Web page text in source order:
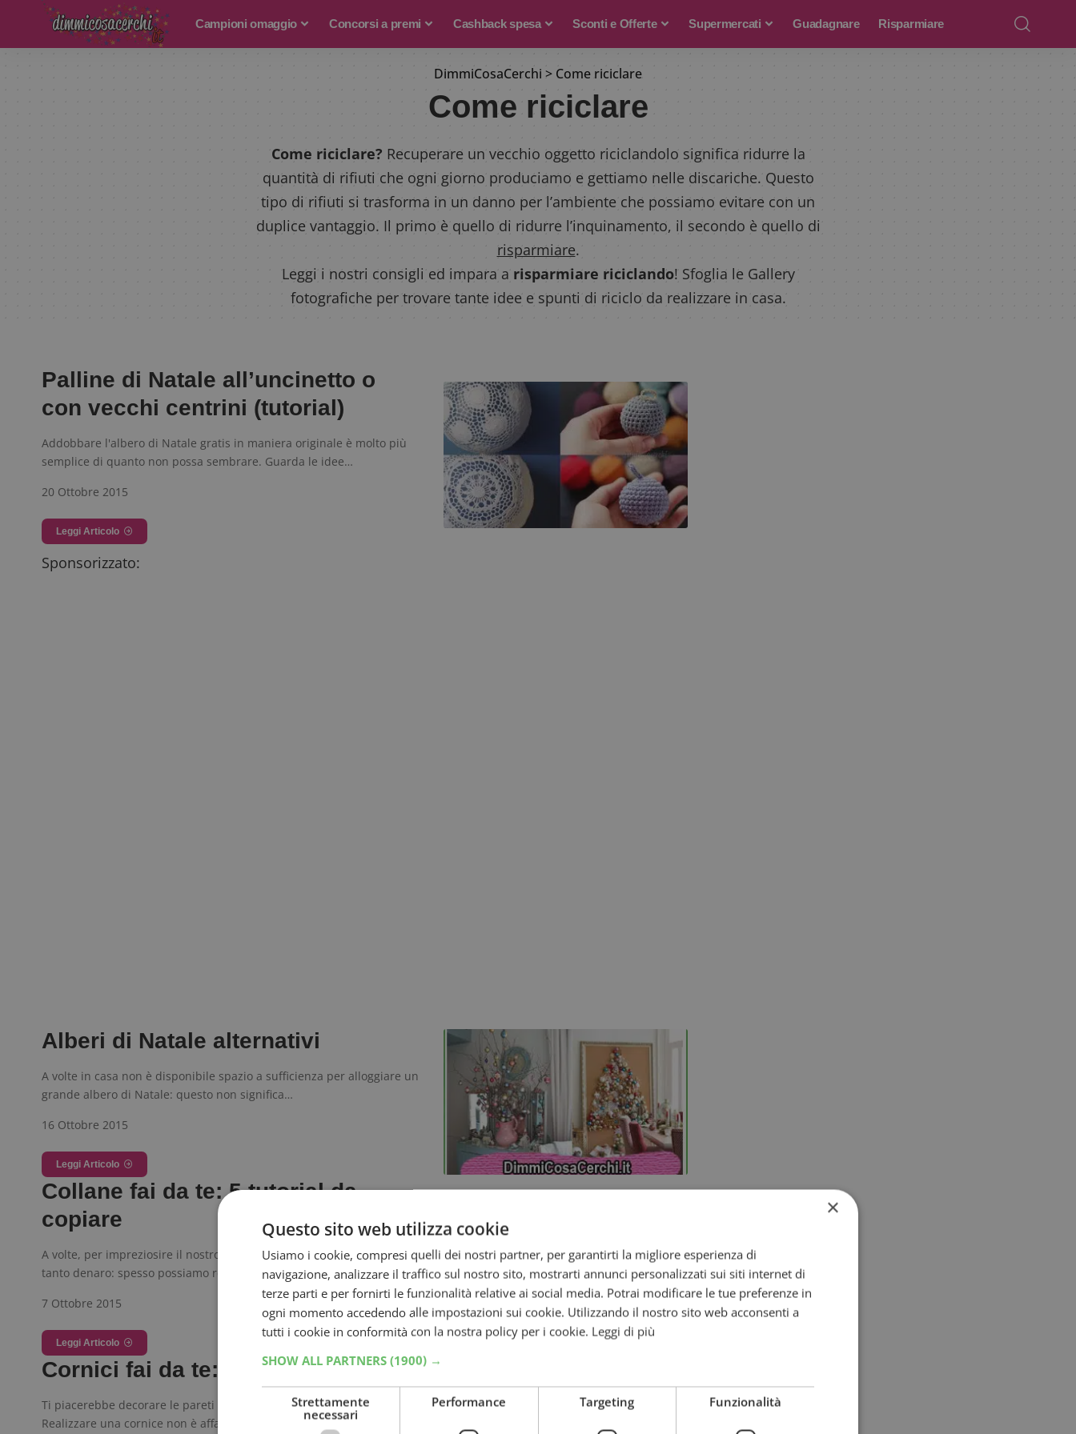
Campioni omaggio Concorsi a premi Cashback spesa Sconti e Offerte Supermercati Guadagnare Risparmiare
DimmiCosaCerchi > Come riciclare
Come riciclare
Come riciclare? Recuperare un vecchio oggetto riciclandolo significa ridurre la
quantità di rifiuti che ogni giorno produciamo e gettiamo nelle discariche. Questo
tipo di rifiuti si trasforma in un danno per l’ambiente che possiamo evitare con un
duplice vantaggio. Il primo è quello di ridurre l’inquinamento, il secondo è quello di
risparmiare.
Leggi i nostri consigli ed impara a risparmiare riciclando! Sfoglia le Gallery
fotografiche per trovare tante idee e spunti di riciclo da realizzare in casa.
Palline di Natale all’uncinetto o
con vecchi centrini (tutorial)
Addobbare l'albero di Natale gratis in maniera originale è molto più
semplice di quanto non possa sembrare. Guarda le idee…
20 Ottobre 2015
Leggi Articolo
Sponsorizzato:
Alberi di Natale alternativi
A volte in casa non è disponibile spazio a sufficienza per alloggiare un
grande albero di Natale: questo non significa…
16 Ottobre 2015
Leggi Articolo
Collane fai da te: 5 tutorial da
copiare
A volte, per impreziosire il nostro look, non è necessario spendere
tanto denaro: spesso possiamo realizzare della bigiotteria fatta in…
7 Ottobre 2015
Leggi Articolo
Cornici fai da te: ricicla e crea
Ti piacerebbe decorare le pareti di casa con delle cornici fai da te?
Realizzare una cornice non è affatto difficile:…
×
Questo sito web utilizza cookie
Usiamo i cookie, compresi quelli dei nostri partner, per garantirti la migliore esperienza di
navigazione, analizzare il traffico sul nostro sito, mostrarti annunci personalizzati sui siti internet di
terze parti e per fornirti le funzionalità relative ai social media. Potrai modificare le tue preferenze in
ogni momento accedendo alle impostazioni sui cookie. Utilizzando il nostro sito web acconsenti a
tutti i cookie in conformità con la nostra policy per i cookie. Leggi di più
SHOW ALL PARTNERS (1900) →
Strettamente
necessari
Performance Targeting Funzionalità